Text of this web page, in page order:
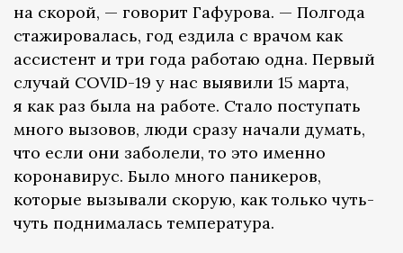
на скорой, — говорит Гафурова. — Полгода
стажировалась, год ездила с врачом как
ассистент и три года работаю одна. Первый
случай COVID-19 у нас выявили 15 марта,
я как раз была на работе. Стало поступать
много вызовов, люди сразу начали думать,
что если они заболели, то это именно
коронавирус. Было много паникеров,
которые вызывали скорую, как только чуть-
чуть поднималась температура.